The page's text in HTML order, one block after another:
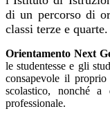
di un percorso di
classi terze e quarte.
Orientamento Next
le studentesse e gli
consapevole il
scolastico, nonché a
professionale.